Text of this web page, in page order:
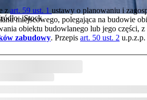
iStock
z art. 59 ust. 1 ustawy o planowaniu i
miejscowego, polegająca na budowie
obiektu budowlanego lub jego części, z
zabudowy. Przepis art. 50 ust. 2